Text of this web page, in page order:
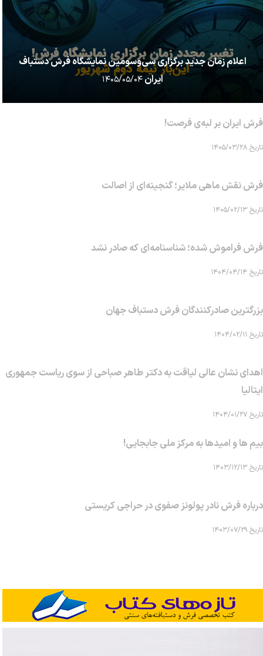
اعلام زمان جدید برگزاری سی‌وسومین نمایشگاه فرش دستباف
ایران۱۴۰۵/۰۵/۰۴
فرش ایران بر لبه‌ی فرصت!
تاریخ ۱۴۰۵/۰۳/۲۸
فرش نقش ماهی‌ ملایر؛ گنجینه‌ای از اصالت
تاریخ ۱۴۰۵/۰۲/۱۳
فرش فراموش شده؛ شناسنامه‌ای که صادر نشد
تاریخ ۱۴۰۴/۰۴/۱۴
بزرگترین صادرکنندگان فرش دستباف جهان
تاریخ ۱۴۰۴/۰۲/۱۱
اهدای نشان عالی لیاقت به دکتر طاهر صباحی از سوی ریاست جمهوری
ایتالیا
تاریخ ۱۴۰۴/۰۱/۲۷
بیم ها و امیدها به مرکز ملی جابجایی!
تاریخ ۱۴۰۳/۱۲/۱۳
درباره فرش نادر پولونز صفوی در حراجی کریستی
تاریخ ۱۴۰۳/۰۷/۲۹